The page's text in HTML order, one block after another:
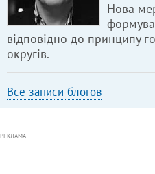
Нова
відповідно до принципу
округів.
Все записи блогов
РЕКЛАМА